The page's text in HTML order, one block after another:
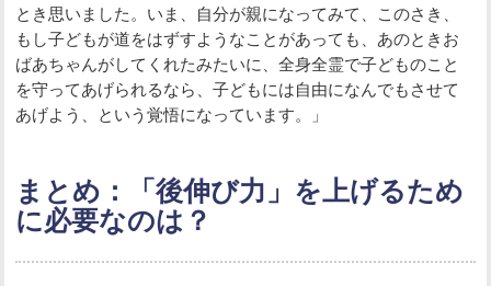
とき思いました。いま、自分が親になってみて、このさき、
もし子どもが道をはずすようなことがあっても、あのときお
ばあちゃんがしてくれたみたいに、全身全霊で子どものこと
を守ってあげられるなら、子どもには自由になんでもさせて
あげよう、という覚悟になっています。」
まとめ：「後伸び力」を上げるため
に必要なのは？